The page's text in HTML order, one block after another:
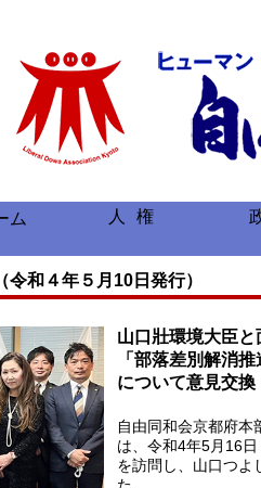
ム 人権
和４年５月10日発行）
山口壯環境大臣と
「部落差別解消
について意見交換
自由同和会京都府本
は、令和4年5月16
を訪問し、山口つよ